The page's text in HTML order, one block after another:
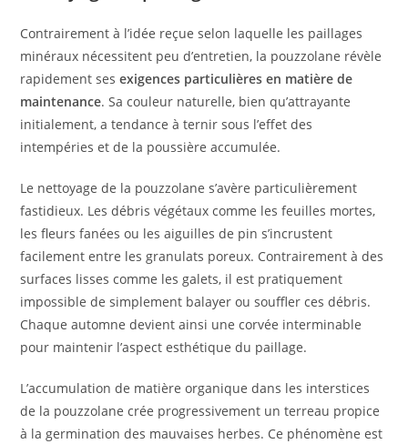
Contrairement à l’idée reçue selon laquelle les paillages
minéraux nécessitent peu d’entretien, la pouzzolane révèle
rapidement sesexigences particulières en matière de
maintenance. Sa couleur naturelle, bien qu’attrayante
initialement, a tendance à ternir sous l’effet des
intempéries et de la poussière accumulée.
Le nettoyage de la pouzzolane s’avère particulièrement
fastidieux. Les débris végétaux comme les feuilles mortes,
les fleurs fanées ou les aiguilles de pin s’incrustent
facilement entre les granulats poreux. Contrairement à des
surfaces lisses comme les galets, il est pratiquement
impossible de simplement balayer ou souffler ces débris.
Chaque automne devient ainsi une corvée interminable
pour maintenir l’aspect esthétique du paillage.
L’accumulation de matière organique dans les interstices
de la pouzzolane crée progressivement un terreau propice
à la germination des mauvaises herbes. Ce phénomène est